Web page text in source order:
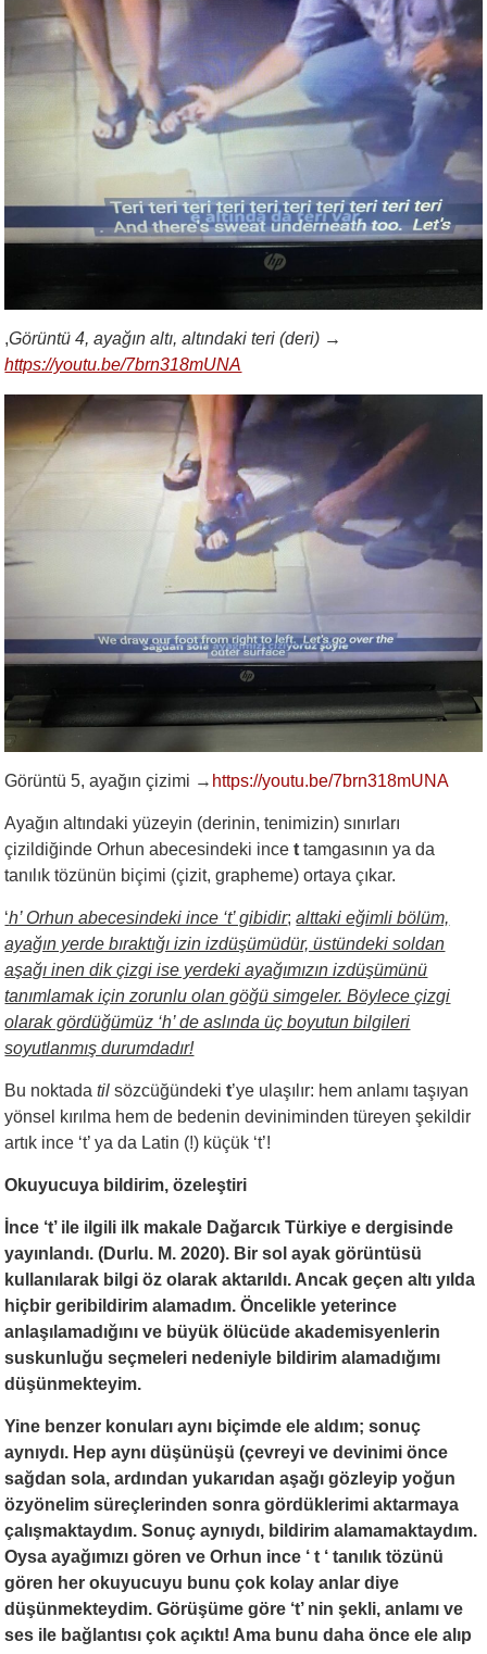
,Görüntü 4, ayağın altı, altındaki teri (deri) →
https://youtu.be/7brn318mUNA
Görüntü 5, ayağın çizimi → https://youtu.be/7brn318mUNA
Ayağın altındaki yüzeyin (derinin, tenimizin) sınırları
çizildiğinde Orhun abecesindeki incet tamgasının ya da
tanılık tözünün biçimi (çizit, grapheme) ortaya çıkar.
‘h’ Orhun abecesindeki ince ‘t’ gibidir; alttaki eğimli bölüm,
ayağın yerde bıraktığı izin izdüşümüdür, üstündeki soldan
aşağı inen dik çizgi ise yerdeki ayağımızın izdüşümünü
tanımlamak için zorunlu olan göğü simgeler. Böylece çizgi
olarak gördüğümüz ‘h’ de aslında üç boyutun bilgileri
soyutlanmış durumdadır!
Bu noktadatil sözcüğündekit’ye ulaşılır: hem anlamı taşıyan
yönsel kırılma hem de bedenin deviniminden türeyen şekildir
artık ince ‘t’ ya da Latin (!) küçük ‘t’!
Okuyucuya bildirim, özeleştiri
İnce ‘t’ ile ilgili ilk makale Dağarcık Türkiye e dergisinde
yayınlandı. (Durlu. M. 2020). Bir sol ayak görüntüsü
kullanılarak bilgi öz olarak aktarıldı. Ancak geçen altı yılda
hiçbir geribildirim alamadım. Öncelikle yeterince
anlaşılamadığını ve büyük ölücüde akademisyenlerin
suskunluğu seçmeleri nedeniyle bildirim alamadığımı
düşünmekteyim.
Yine benzer konuları aynı biçimde ele aldım; sonuç
aynıydı. Hep aynı düşünüşü (çevreyi ve devinimi önce
sağdan sola, ardından yukarıdan aşağı gözleyip yoğun
özyönelim süreçlerinden sonra gördüklerimi aktarmaya
çalışmaktaydım. Sonuç aynıydı, bildirim alamamaktaydım.
Oysa ayağımızı gören ve Orhun ince ‘ t ‘ tanılık tözünü
gören her okuyucuyu bunu çok kolay anlar diye
düşünmekteydim. Görüşüme göre ‘t’ nin şekli, anlamı ve
ses ile bağlantısı çok açıktı! Ama bunu daha önce ele alıp